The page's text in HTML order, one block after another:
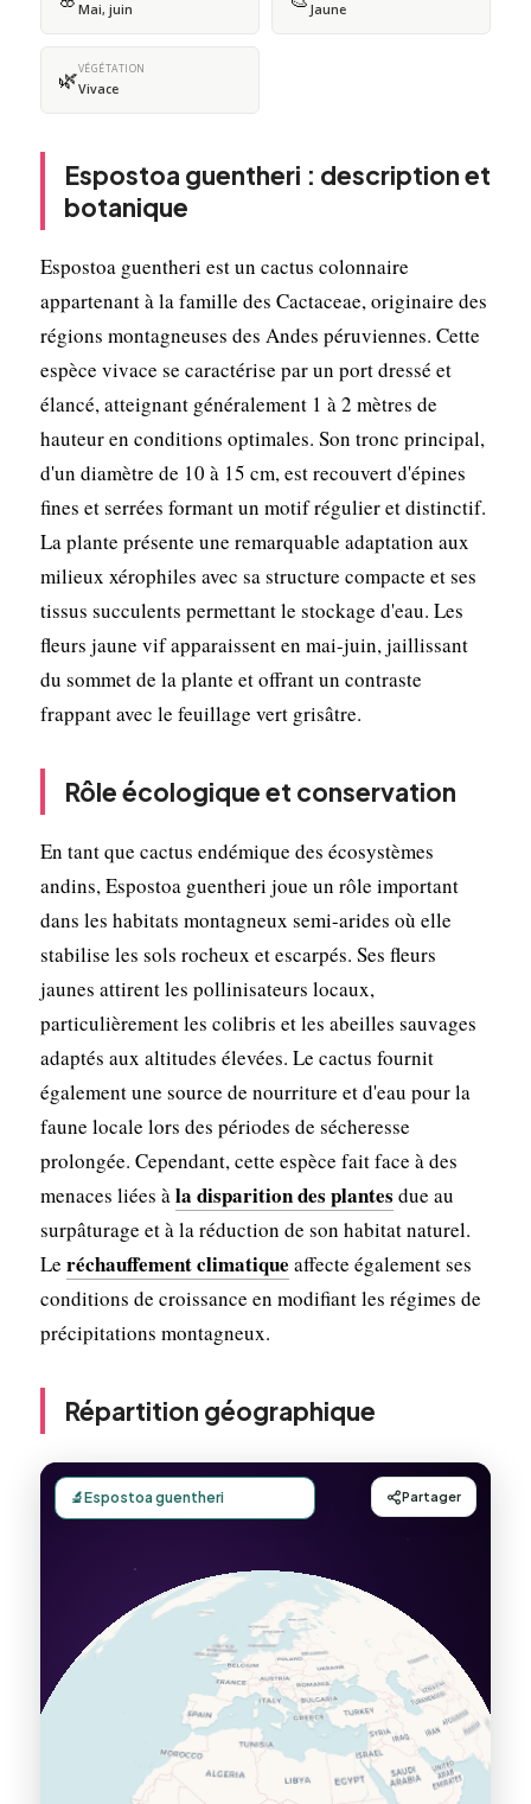
Mai, juin Jaune
🌿VÉGÉTATION
Vivace
Espostoa guentheri : description et
botanique
Espostoa guentheri est un cactus colonnaire
appartenant à la famille des Cactaceae, originaire des
régions montagneuses des Andes péruviennes. Cette
espèce vivace se caractérise par un port dressé et
élancé, atteignant généralement 1 à 2 mètres de
hauteur en conditions optimales. Son tronc principal,
d'un diamètre de 10 à 15 cm, est recouvert d'épines
fines et serrées formant un motif régulier et distinctif.
La plante présente une remarquable adaptation aux
milieux xérophiles avec sa structure compacte et ses
tissus succulents permettant le stockage d'eau. Les
fleurs jaune vif apparaissent en mai-juin, jaillissant
du sommet de la plante et offrant un contraste
frappant avec le feuillage vert grisâtre.
Rôle écologique et conservation
En tant que cactus endémique des écosystèmes
andins, Espostoa guentheri joue un rôle important
dans les habitats montagneux semi-arides où elle
stabilise les sols rocheux et escarpés. Ses fleurs
jaunes attirent les pollinisateurs locaux,
particulièrement les colibris et les abeilles sauvages
adaptés aux altitudes élevées. Le cactus fournit
également une source de nourriture et d'eau pour la
faune locale lors des périodes de sécheresse
prolongée. Cependant, cette espèce fait face à des
menaces liées àla disparition des plantes due au
surpâturage et à la réduction de son habitat naturel.
Le réchauffement climatique affecte également ses
conditions de croissance en modifiant les régimes de
précipitations montagneux.
Répartition géographique